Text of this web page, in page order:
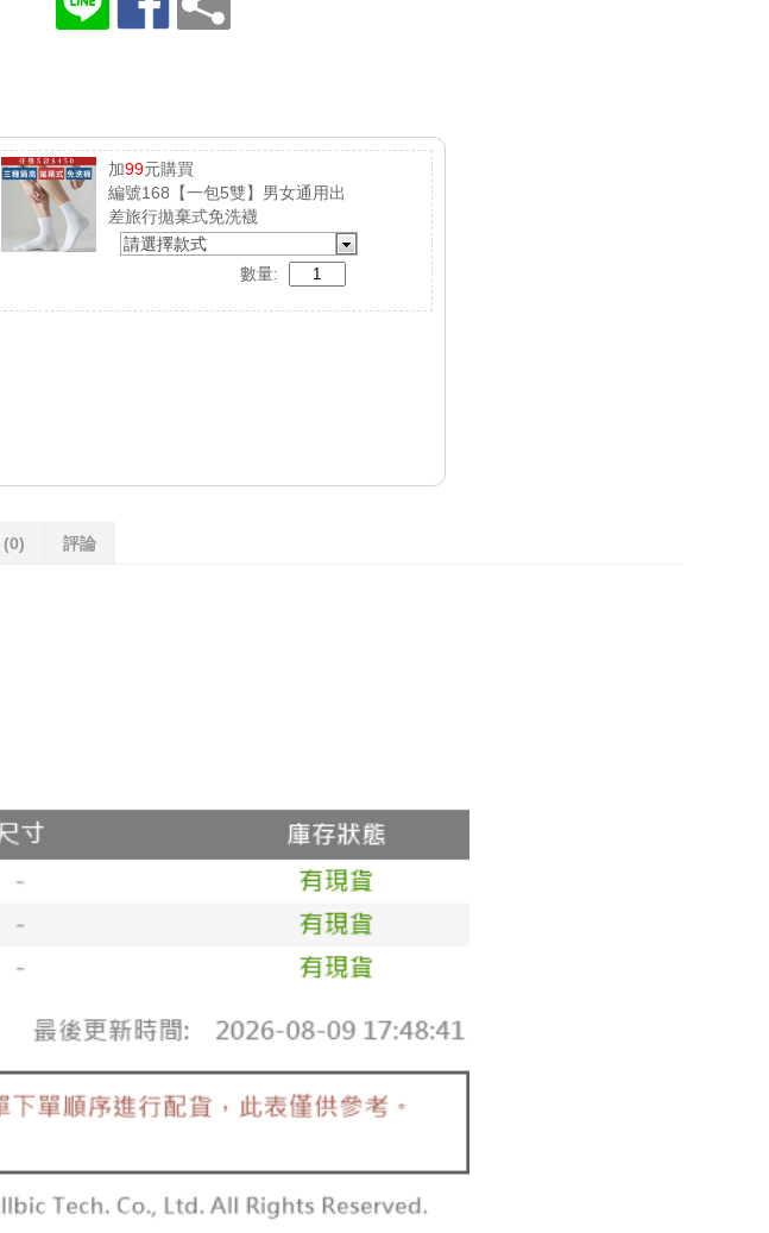
加99元購買
編號168【一包5雙】男女通用出
差旅行拋棄式免洗襪
請選擇款式
數量:
(0) 評論